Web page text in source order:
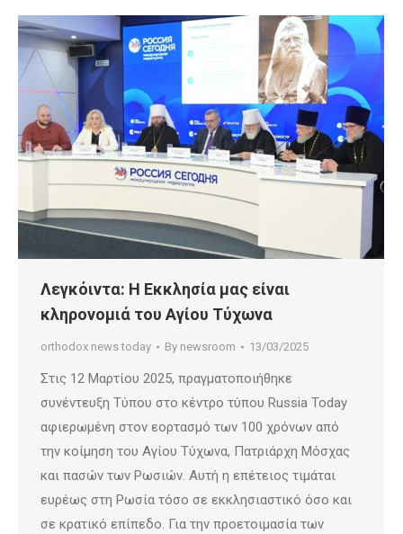
Λεγκόιντα: Η Εκκλησία μας είναι
κληρονομιά του Αγίου Τύχωνα
orthodox news today By newsroom 13/03/2025
Στις 12 Μαρτίου 2025, πραγματοποιήθηκε
συνέντευξη Τύπου στο κέντρο τύπου Russia Today
αφιερωμένη στον εορτασμό των 100 χρόνων από
την κοίμηση του Αγίου Τύχωνα, Πατριάρχη Μόσχας
και πασών των Ρωσιών. Αυτή η επέτειος τιμάται
ευρέως στη Ρωσία τόσο σε εκκλησιαστικό όσο και
σε κρατικό επίπεδο. Για την προετοιμασία των